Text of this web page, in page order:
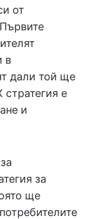
от
в
дали той ще
стратегия е
и
за
ще